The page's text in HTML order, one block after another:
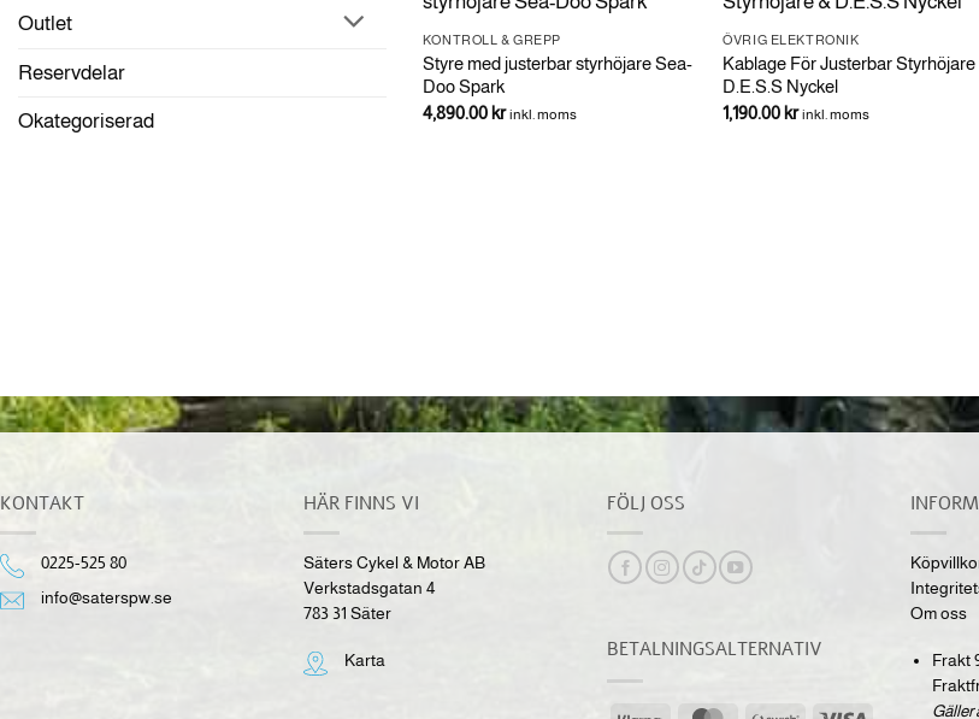
Outlet
Reservdelar
Okategoriserad
KONTROLL & GREPP
Styre med justerbar styrhöjare Sea-
Doo Spark
4,890.00 kr inkl. moms
ÖVRIG ELEKTRONIK
Kablage För Justerbar Styrhöjare
D.E.S.S Nyckel
1,190.00 kr inkl. moms
KONTAKT
0225-525 80
info@saterspw.se
HÄR FINNS VI
Säters Cykel & Motor AB
Verkstadsgatan 4
783 31 Säter
Karta
FÖLJ OSS
BETALNINGSALTERNATIV
Om oss
Frakt
Gäller